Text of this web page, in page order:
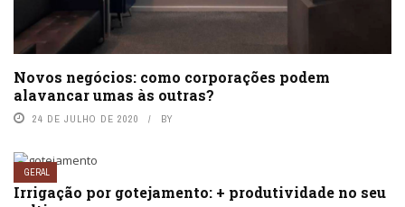
Novos negócios: como corporações podem
alavancar umas às outras?
24 DE JULHO DE 2020 BY
GERAL
Irrigação por gotejamento: + produtividade no seu